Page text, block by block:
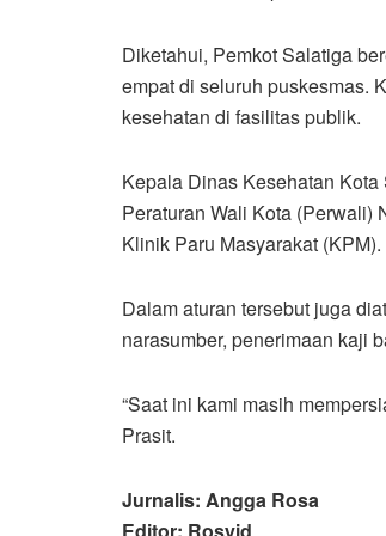
Diketahui, Pemkot Salatiga
empat di seluruh puskesmas.
kesehatan di fasilitas publik.
Kepala Dinas Kesehatan
Peraturan Wali Kota (Perwali)
Klinik Paru Masyarakat (KPM).
Dalam aturan tersebut juga
narasumber, penerimaan kaji
“Saat ini kami masih
Prasit.
Jurnalis: Angga Rosa
Editor: Rosyid